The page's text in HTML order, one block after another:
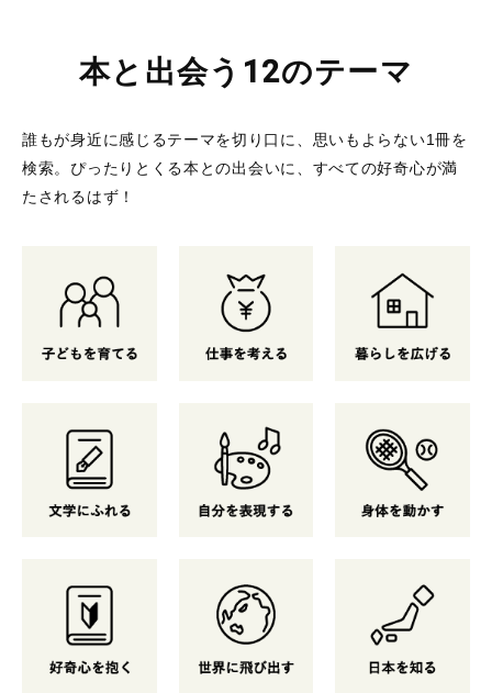
本と出会う12のテーマ
誰もが身近に感じるテーマを切り口に、思いもよらない1冊を
検索。 ぴったりとくる本との出会いに、すべての好奇心が満
たされるはず！